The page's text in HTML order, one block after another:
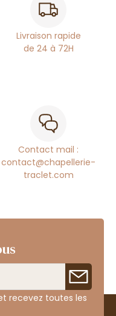
Livraison rapide
de 24 à 72H
Contact mail :
contact@chapellerie-
traclet.com
recevez toutes les